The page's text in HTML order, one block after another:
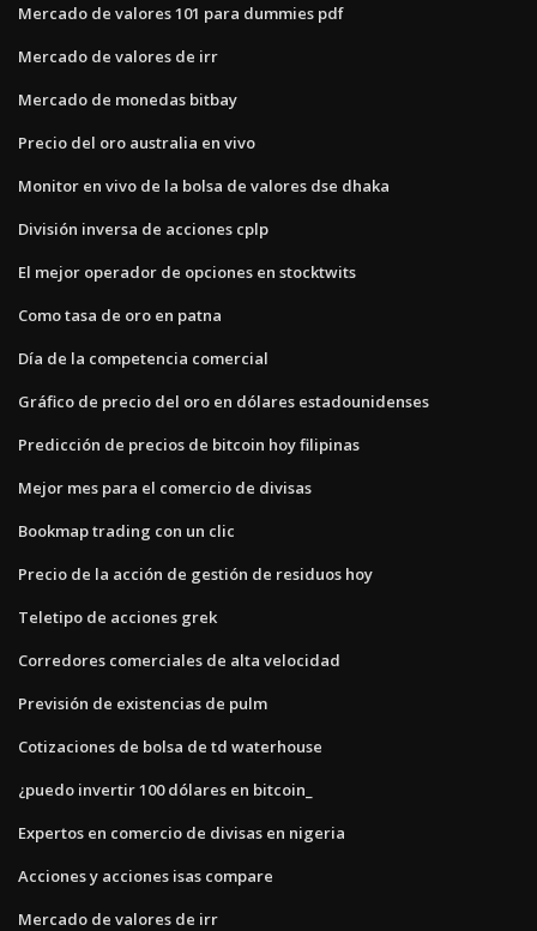
Mercado de valores 101 para dummies pdf
Mercado de valores de irr
Mercado de monedas bitbay
Precio del oro australia en vivo
Monitor en vivo de la bolsa de valores dse dhaka
División inversa de acciones cplp
El mejor operador de opciones en stocktwits
Como tasa de oro en patna
Día de la competencia comercial
Gráfico de precio del oro en dólares estadounidenses
Predicción de precios de bitcoin hoy filipinas
Mejor mes para el comercio de divisas
Bookmap trading con un clic
Precio de la acción de gestión de residuos hoy
Teletipo de acciones grek
Corredores comerciales de alta velocidad
Previsión de existencias de pulm
Cotizaciones de bolsa de td waterhouse
¿puedo invertir 100 dólares en bitcoin_
Expertos en comercio de divisas en nigeria
Acciones y acciones isas compare
Mercado de valores de irr